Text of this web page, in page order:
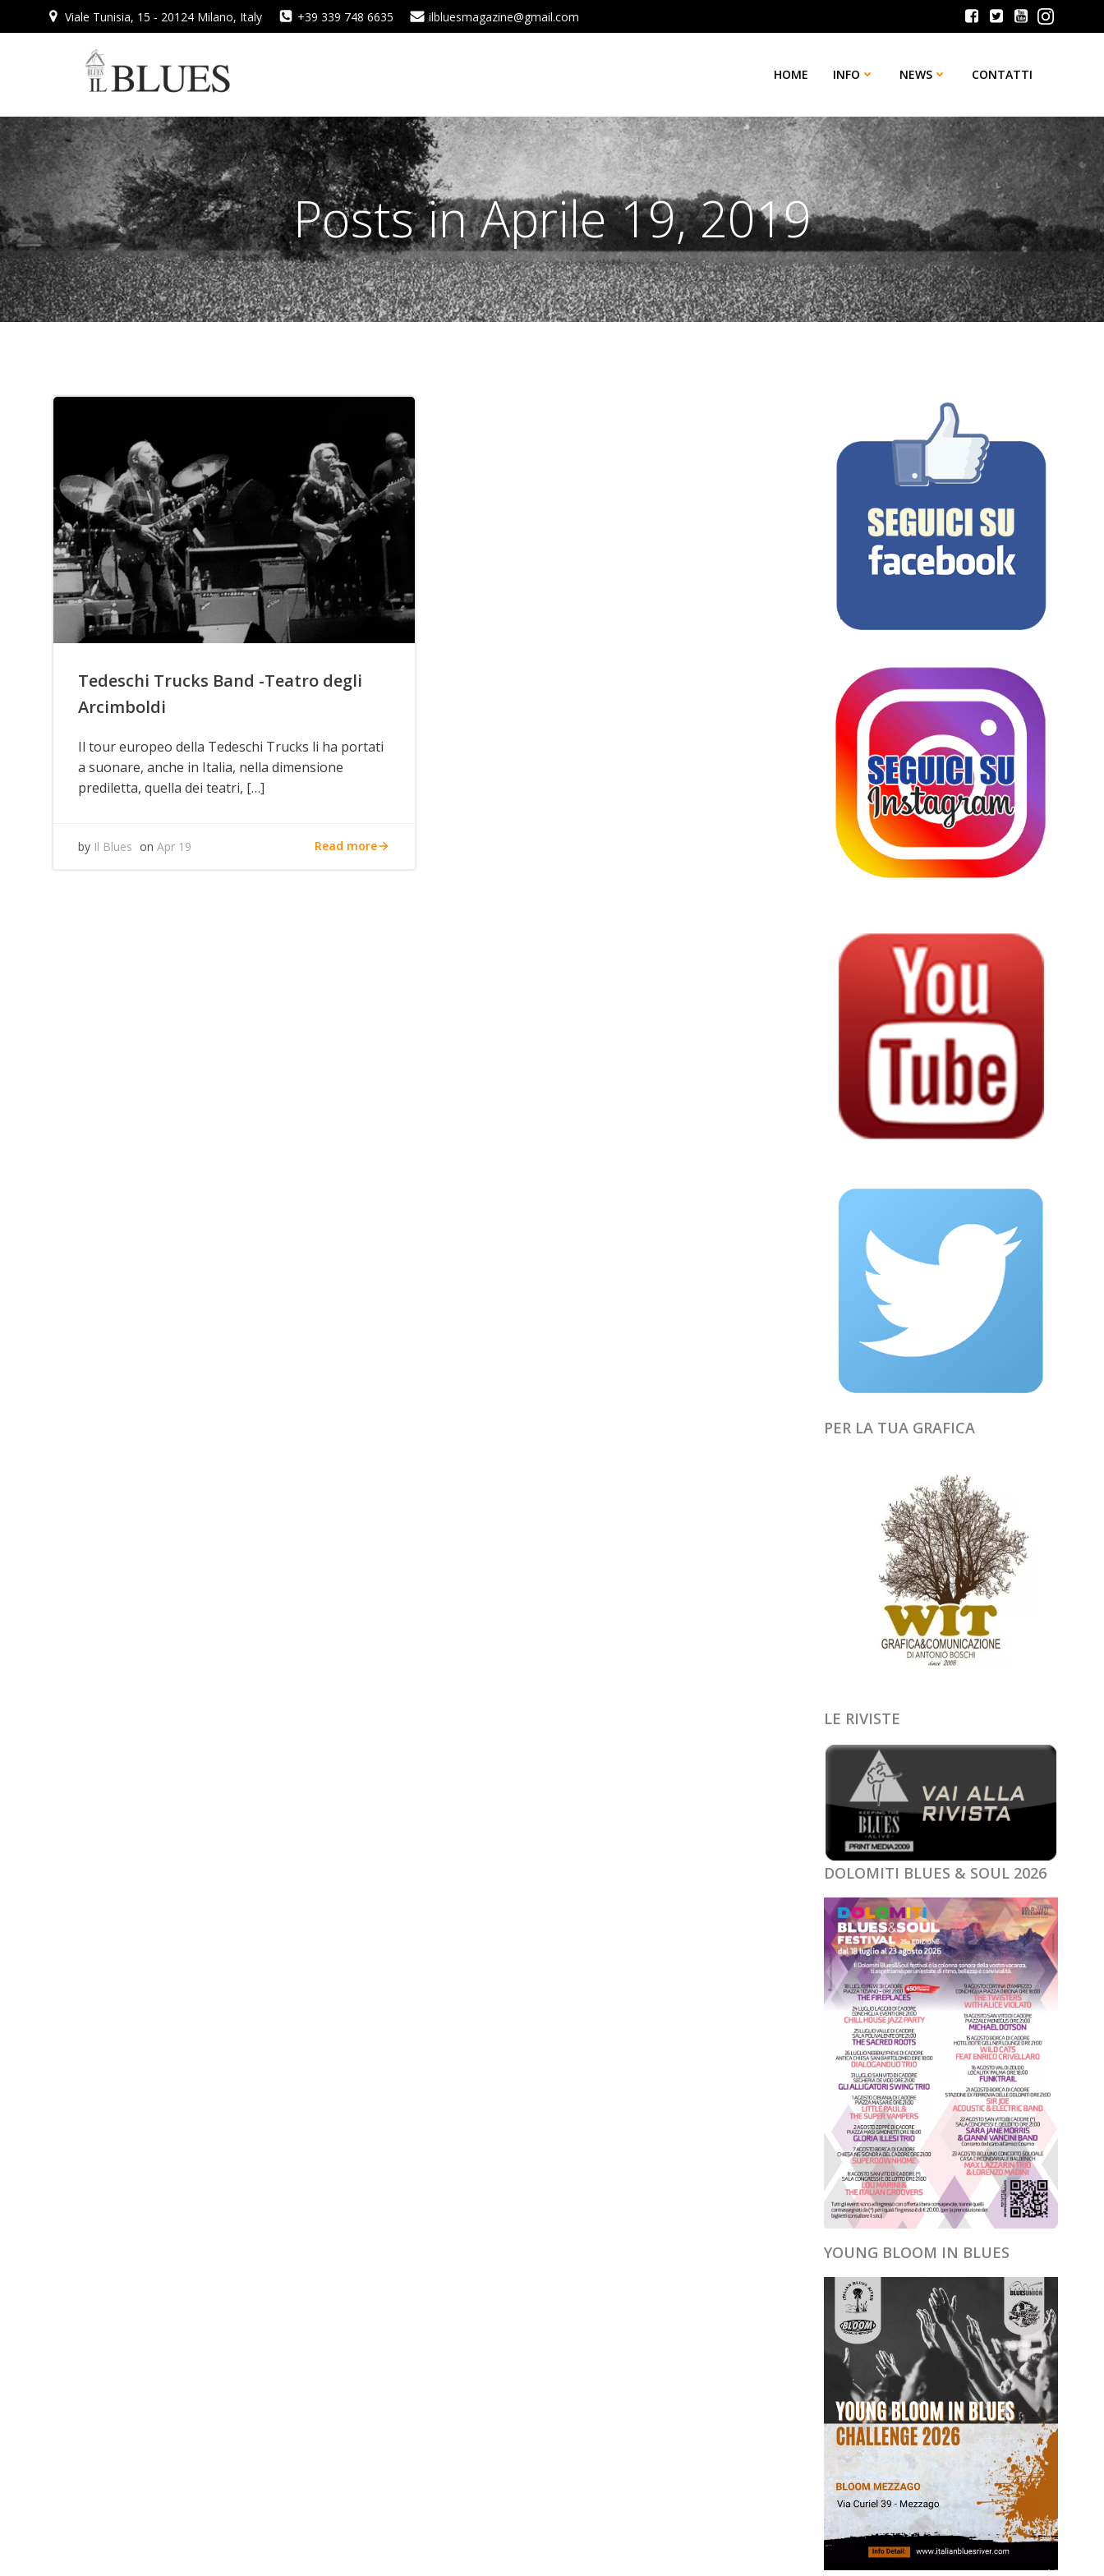
al
Viale Tunisia, 15 - 20124 Milano, Italy +39 339 748 6635 ilbluesmagazine@gmail.com
HOME INFO NEWS CONTATTI
Posts in Aprile 19, 2019
Tedeschi Trucks Band -Teatro degli
Arcimboldi
Il tour europeo della Tedeschi Trucks li ha portati
a suonare, anche in Italia, nella dimensione
prediletta, quella dei teatri, […]
by Il Blues on Apr 19 Read more
PER LA TUA GRAFICA
LE RIVISTE
DOLOMITI BLUES & SOUL 2026
YOUNG BLOOM IN BLUES